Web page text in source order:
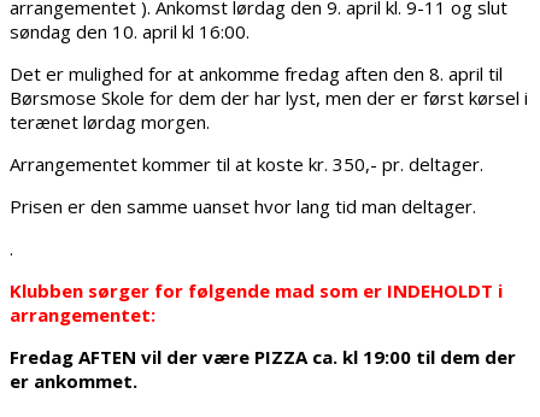
arrangementet ). Ankomst lørdag den 9. april kl. 9-11 og slut
søndag den 10. april kl 16:00.
Det er mulighed for at ankomme fredag aften den 8. april til
Børsmose Skole for dem der har lyst, men der er først kørsel i
terænet lørdag morgen.
Arrangementet kommer til at koste kr. 350,- pr. deltager.
Prisen er den samme uanset hvor lang tid man deltager.
.
Klubben sørger for følgende mad som er INDEHOLDT i
arrangementet:
Fredag AFTEN vil der være PIZZA ca. kl 19:00 til dem der
er ankommet.